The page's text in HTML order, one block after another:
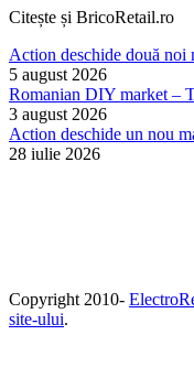
Citește și BricoRetail.ro
Action deschide două noi
5 august 2026
Romanian DIY market –
3 august 2026
Action deschide un nou
28 iulie 2026
Copyright 2010-
site-ului.